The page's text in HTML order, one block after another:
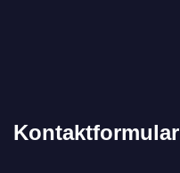
Kontaktformular